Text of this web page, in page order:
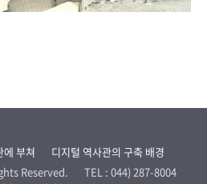
에 부쳐
디지털 역사관의 구축 배경
Reserved.
TEL : 044) 287-8004